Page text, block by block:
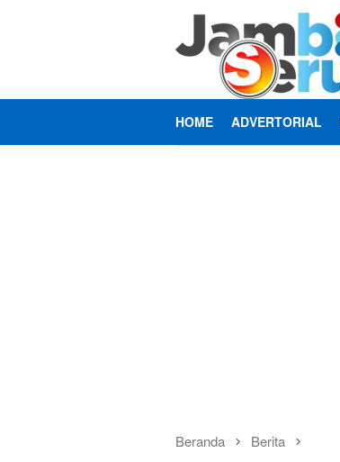
HOME ADVERTORIAL
Beranda Berita